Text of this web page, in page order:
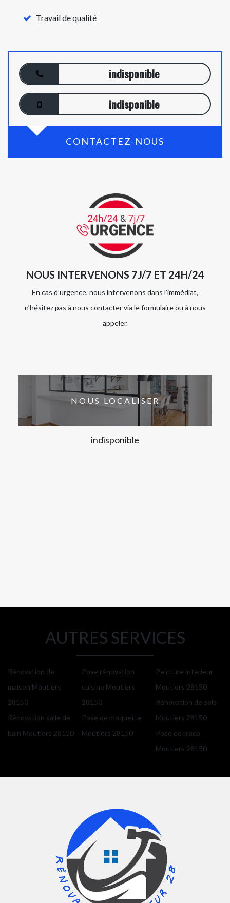
Travail de qualité
indisponible
indisponible
CONTACTEZ-NOUS
NOUS INTERVENONS 7J/7 ET 24H/24
En cas d’urgence, nous intervenons dans l’immédiat,
n’hésitez pas à nous contacter via le formulaire ou à nous
appeler.
NOUS LOCALISER
indisponible
AUTRES SERVICES
Rénovation de
maison Moutiers
28150
Rénovation salle de
bain Moutiers 28150
Pose rénovation
cuisine Moutiers
28150
Pose de moquette
Moutiers 28150
Peinture interieur
Moutiers 28150
Rénovation de sols
Moutiers 28150
Pose de placo
Moutiers 28150